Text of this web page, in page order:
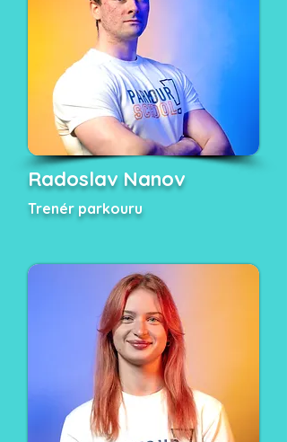
Radoslav Nanov
Trenér parkouru